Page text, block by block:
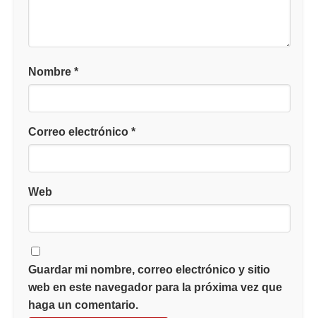
Nombre *
Correo electrónico *
Web
Guardar mi nombre, correo electrónico y sitio
web en este navegador para la próxima vez que
haga un comentario.